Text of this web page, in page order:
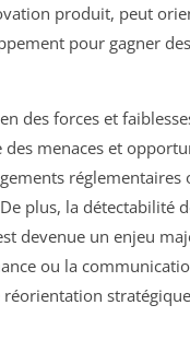
produit, peut
pour gagner
des forces et
menaces et
réglementaires
plus, la détectabilité
devenue un enjeu
ou la